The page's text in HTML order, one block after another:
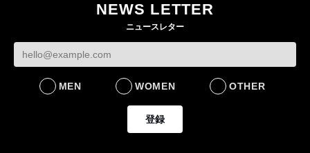
NEWS LETTER
ニュースレター
MEN WOMEN OTHER
登録